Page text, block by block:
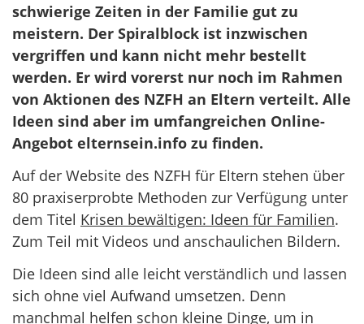
schwierige Zeiten in der Familie gut zu
meistern. Der Spiralblock ist inzwischen
vergriffen und kann nicht mehr bestellt
werden. Er wird vorerst nur noch im Rahmen
von Aktionen des NZFH an Eltern verteilt. Alle
Ideen sind aber im umfangreichen Online-
Angebot elternsein.info zu finden.
Auf der Website des NZFH für Eltern stehen über
80 praxiserprobte Methoden zur Verfügung unter
dem Titel Krisen bewältigen: Ideen für Familien.
Zum Teil mit Videos und anschaulichen Bildern.
Die Ideen sind alle leicht verständlich und lassen
sich ohne viel Aufwand umsetzen. Denn
manchmal helfen schon kleine Dinge, um in